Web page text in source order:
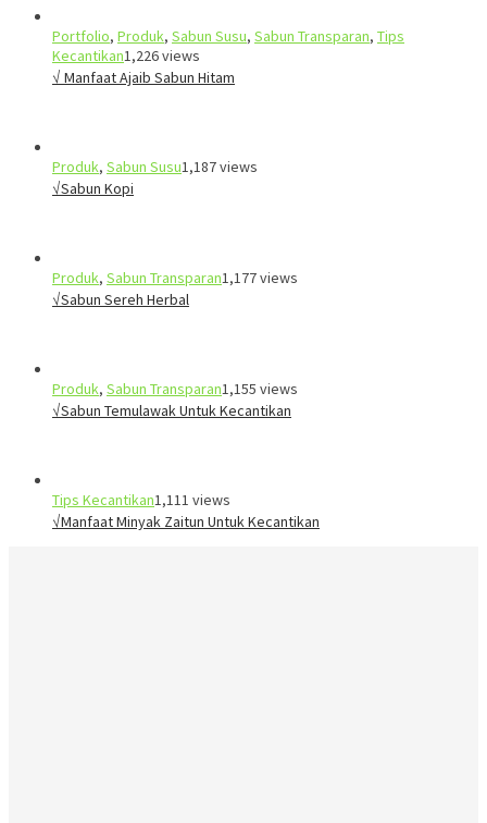
Portfolio, Produk, Sabun Susu, Sabun Transparan, Tips
Kecantikan1,226 views
√ Manfaat Ajaib Sabun Hitam
Produk, Sabun Susu1,187 views
√Sabun Kopi
Produk, Sabun Transparan1,177 views
√Sabun Sereh Herbal
Produk, Sabun Transparan1,155 views
√Sabun Temulawak Untuk Kecantikan
Tips Kecantikan1,111 views
√Manfaat Minyak Zaitun Untuk Kecantikan